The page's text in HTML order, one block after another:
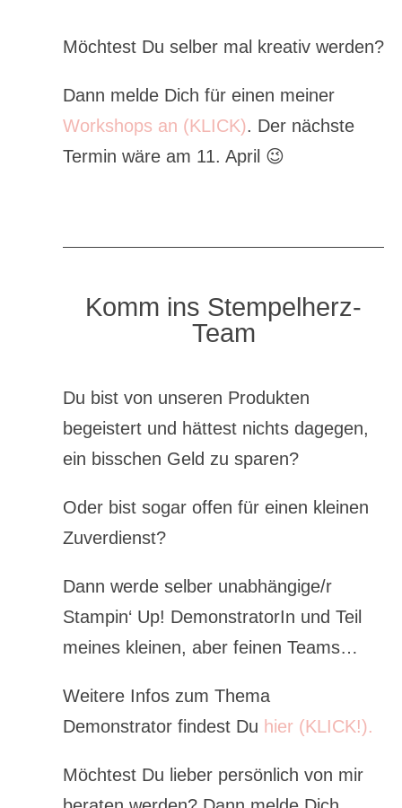
Möchtest Du selber mal kreativ werden?
Dann melde Dich für einen meiner
Workshops an (KLICK). Der nächste
Termin wäre am 11. April 😉
Komm ins Stempelherz-
Team
Du bist von unseren Produkten
begeistert und hättest nichts dagegen,
ein bisschen Geld zu sparen?
Oder bist sogar offen für einen kleinen
Zuverdienst?
Dann werde selber unabhängige/r
Stampin‘ Up! DemonstratorIn und Teil
meines kleinen, aber feinen Teams…
Weitere Infos zum Thema
Demonstrator findest Du hier (KLICK!).
Möchtest Du lieber persönlich von mir